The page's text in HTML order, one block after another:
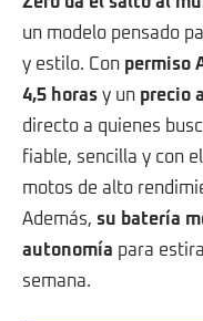
un modelo pensado
y estilo. Con permiso
4,5 horas y un precio
directo a quienes
fiable, sencilla y con
motos de alto
Además, su batería
autonomía para
semana.